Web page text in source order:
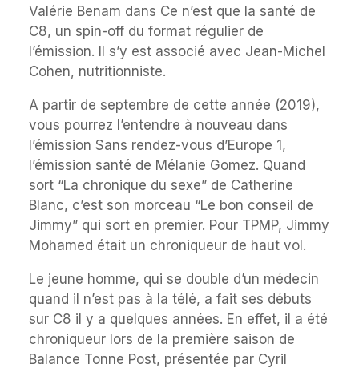
Valérie Benam dans Ce n’est que la santé de
C8, un spin-off du format régulier de
l’émission. Il s’y est associé avec Jean-Michel
Cohen, nutritionniste.
A partir de septembre de cette année (2019),
vous pourrez l’entendre à nouveau dans
l’émission Sans rendez-vous d’Europe 1,
l’émission santé de Mélanie Gomez. Quand
sort “La chronique du sexe” de Catherine
Blanc, c’est son morceau “Le bon conseil de
Jimmy” qui sort en premier. Pour TPMP, Jimmy
Mohamed était un chroniqueur de haut vol.
Le jeune homme, qui se double d’un médecin
quand il n’est pas à la télé, a fait ses débuts
sur C8 il y a quelques années. En effet, il a été
chroniqueur lors de la première saison de
Balance Tonne Post, présentée par Cyril